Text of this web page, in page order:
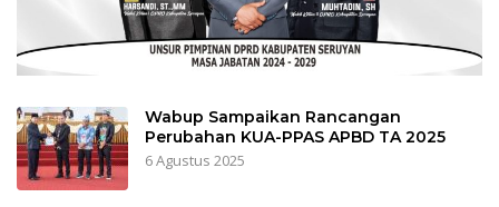
Wabup Sampaikan Rancangan
Perubahan KUA-PPAS APBD TA 2025
6 Agustus 2025